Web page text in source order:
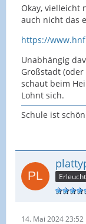
Okay, vielleicht
auch nicht das
https://
Unabhängig
Großstadt
schaut beim
Lohnt sich.
Schule ist
14. Mai 2024 23:52